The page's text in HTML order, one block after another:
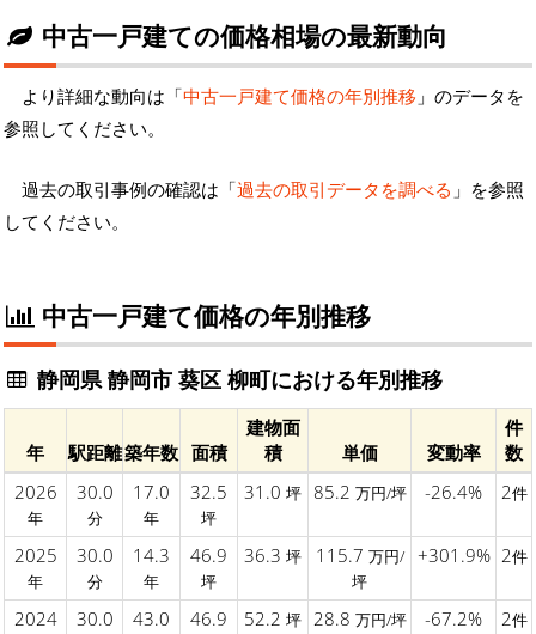
中古一戸建ての価格相場の最新動向
より詳細な動向は「中古一戸建て価格の年別推移 」のデータを
参照してください。
過去の取引事例の確認は「過去の取引データを調べる 」を参照
してください。
中古一戸建て価格の年別推移
静岡県 静岡市 葵区 柳町における年別推移
年 駅距離築年数 面積
建物面
積
単価 変動率
件
数
2026
年
30.0
分
17.0
年
32.5
坪
31.0 坪 85.2 万円/坪 -26.4% 2件
2025
年
30.0
分
14.3
年
46.9
坪
36.3 坪 115.7 万円/
坪
+301.9% 2件
2024 30.0 43.0 46.9 52.2 坪 28.8 万円/坪 -67.2% 2件